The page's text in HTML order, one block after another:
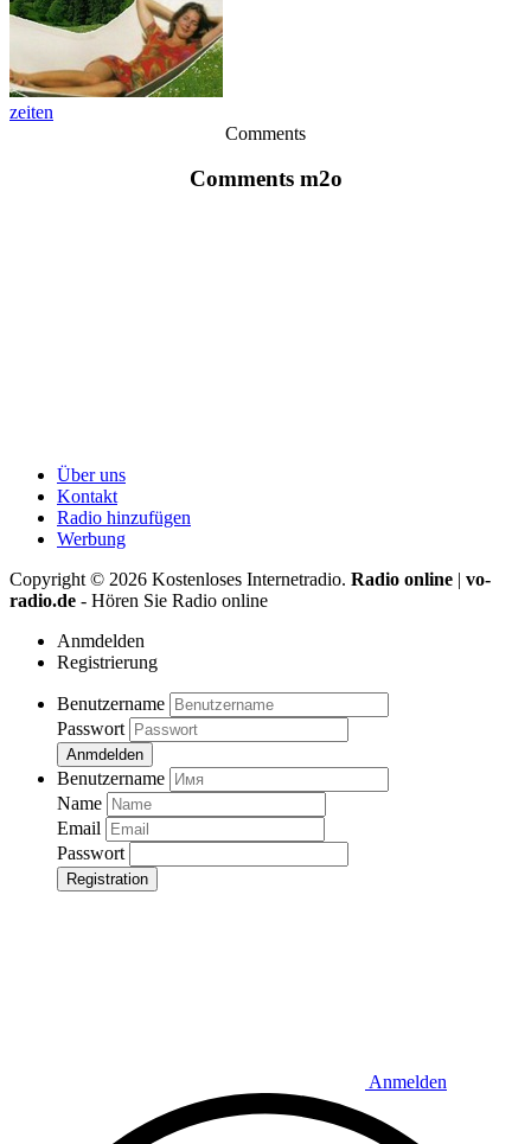
zeiten
Comments
Comments m2o
Über uns
Kontakt
Radio hinzufügen
Werbung
Copyright © 2026 Kostenloses Internetradio. Radio online | vo-
radio.de - Hören Sie Radio online
Anmdelden
Registrierung
Benutzername
Passwort
Anmdelden
Benutzername
Name
Email
Passwort
Registration
Anmelden